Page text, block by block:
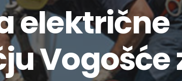
električne
Vogošće